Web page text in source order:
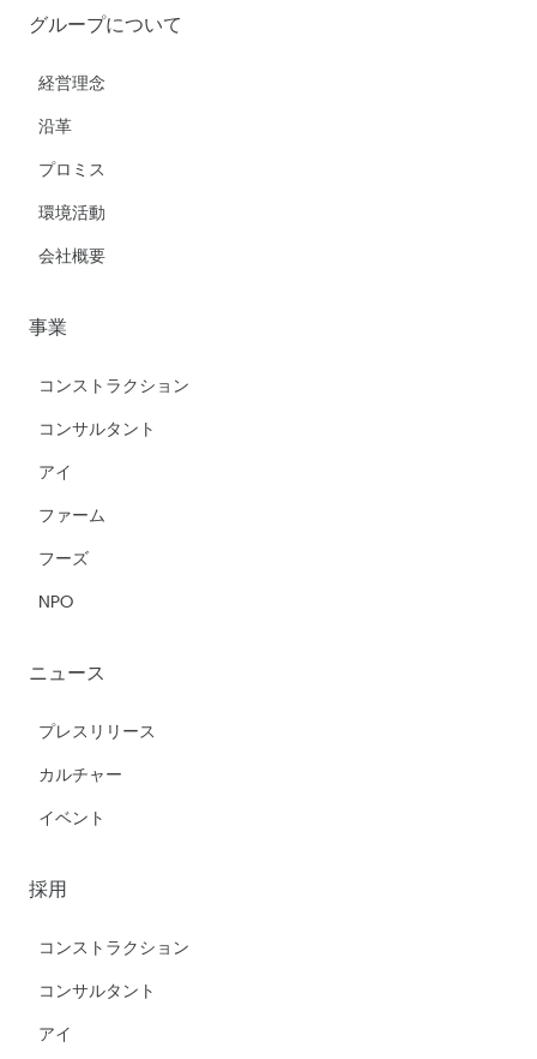
グループについて
経営理念
沿革
プロミス
環境活動
会社概要
事業
コンストラクション
コンサルタント
アイ
ファーム
フーズ
NPO
ニュース
プレスリリース
カルチャー
イベント
採用
コンストラクション
コンサルタント
アイ